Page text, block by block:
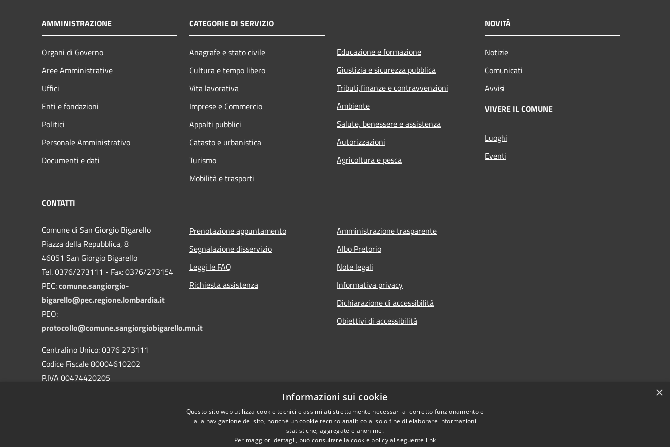
AMMINISTRAZIONE
Organi di Governo
Aree Amministrative
Uffici
Enti e fondazioni
Politici
Personale Amministrativo
Documenti e dati
CATEGORIE DI SERVIZIO
Anagrafe e stato civile
Cultura e tempo libero
Vita lavorativa
Imprese e Commercio
Appalti pubblici
Catasto e urbanistica
Turismo
Mobilità e trasporti
Educazione e formazione
Giustizia e sicurezza pubblica
Tributi,finanze e contravvenzioni
Ambiente
Salute, benessere e assistenza
Autorizzazioni
Agricoltura e pesca
NOVITÀ
Notizie
Comunicati
Avvisi
VIVERE IL COMUNE
Luoghi
Eventi
CONTATTI
Comune di San Giorgio Bigarello
Piazza della Repubblica, 8
46051 San Giorgio Bigarello
Tel. 0376/273111 - Fax: 0376/273154
PEC:comune.sangiorgio-
bigarello@pec.regione.lombardia.it
PEO:
protocollo@comune.sangiorgiobigarello.mn.it
Centralino Unico: 0376 273111
Codice Fiscale 80004610202
P.IVA 00474420205
Prenotazione appuntamento
Segnalazione disservizio
Leggi le FAQ
Richiesta assistenza
Amministrazione trasparente
Albo Pretorio
Note legali
Informativa privacy
Dichiarazione di accessibilità
Obiettivi di accessibilità
×
Informazioni sui cookie
Questo sito web utilizza cookie tecnici e assimilati strettamente necessari al corretto funzionamento e
alla navigazione del sito, nonché un cookie tecnico analitico al solo fine di elaborare informazioni
statistiche, aggregate e anonime.
Per maggiori dettagli, può consultare la cookie policy al seguente link